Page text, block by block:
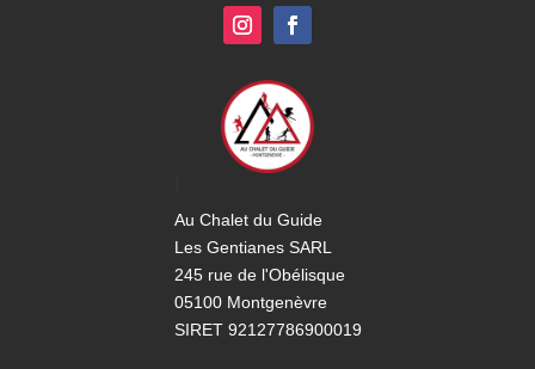
Au Chalet du Guide
Les Gentianes SARL
245 rue de l'Obélisque
05100 Montgenèvre
SIRET 92127786900019